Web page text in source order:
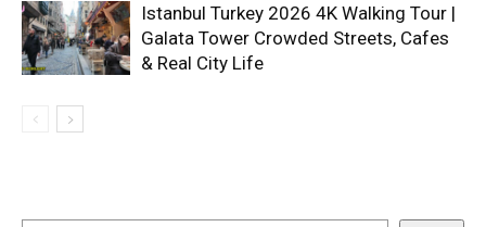
Istanbul Turkey 2026 4K Walking Tour |
Galata Tower Crowded Streets, Cafes
& Real City Life